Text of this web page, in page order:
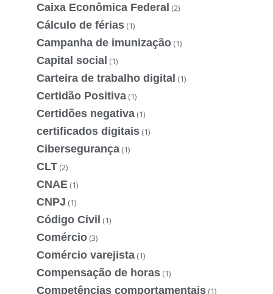
Caixa Econômica Federal (2)
Cálculo de férias (1)
Campanha de imunização (1)
Capital social (1)
Carteira de trabalho digital (1)
Certidão Positiva (1)
Certidões negativa (1)
certificados digitais (1)
Cibersegurança (1)
CLT (2)
CNAE (1)
CNPJ (1)
Código Civil (1)
Comércio (3)
Comércio varejista (1)
Compensação de horas (1)
Competências comportamentais (1)